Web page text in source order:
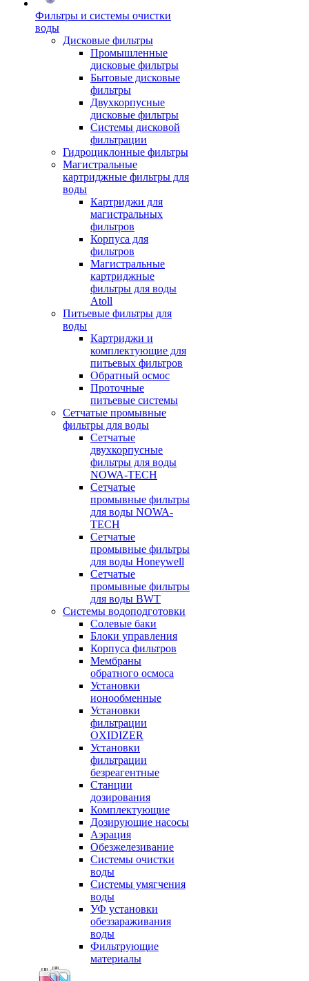
Фильтры и системы очистки
воды
Дисковые фильтры
Промышленные
дисковые фильтры
Бытовые дисковые
фильтры
Двухкорпусные
дисковые фильтры
Системы дисковой
фильтрации
Гидроциклонные фильтры
Магистральные
картриджные фильтры для
воды
Картриджи для
магистральных
фильтров
Корпуса для
фильтров
Магистральные
картриджные
фильтры для воды
Atoll
Питьевые фильтры для
воды
Картриджи и
комплектующие для
питьевых фильтров
Обратный осмос
Проточные
питьевые системы
Сетчатые промывные
фильтры для воды
Сетчатые
двухкорпусные
фильтры для воды
NOWA-TECH
Сетчатые
промывные фильтры
для воды NOWA-
TECH
Сетчатые
промывные фильтры
для воды Honeywell
Сетчатые
промывные фильтры
для воды BWT
Системы водоподготовки
Солевые баки
Блоки управления
Корпуса фильтров
Мембраны
обратного осмоса
Установки
ионообменные
Установки
фильтрации
OXIDIZER
Установки
фильтрации
безреагентные
Станции
дозирования
Комплектующие
Дозирующие насосы
Аэрация
Обезжелезивание
Системы очистки
воды
Системы умягчения
воды
УФ установки
обеззараживания
воды
Фильтрующие
материалы